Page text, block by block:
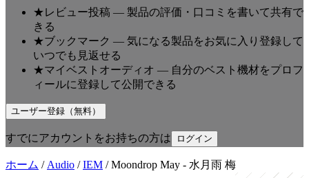
★レビュー投稿 — 製品の評価・口コミを書いて共有で
きる
★ブックマーク — 気になる製品をお気に入り登録して
いつでも見返せる
★マイベストオーディオ — 自分のベスト機材をプロフ
ィールに登録して公開できる
ユーザー登録（無料）
すでにアカウントをお持ちの方は ログイン
ホーム / Audio /IEM /Moondrop May - 水月雨 梅